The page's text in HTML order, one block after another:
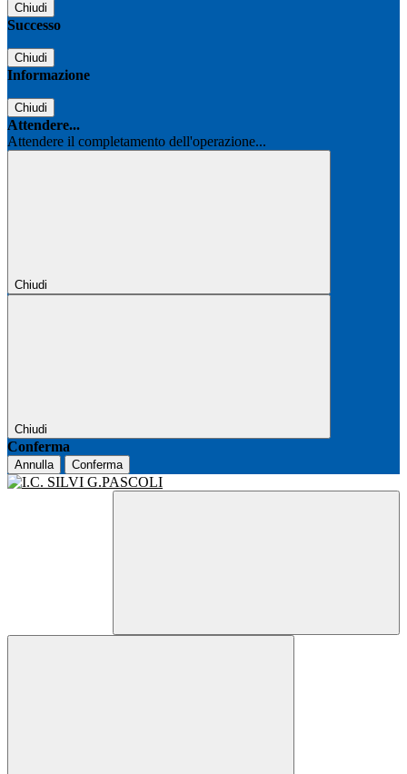
Chiudi
Successo
Chiudi
Informazione
Chiudi
Attendere...
Attendere il completamento dell'operazione...
Chiudi
Chiudi
Conferma
Annulla Conferma